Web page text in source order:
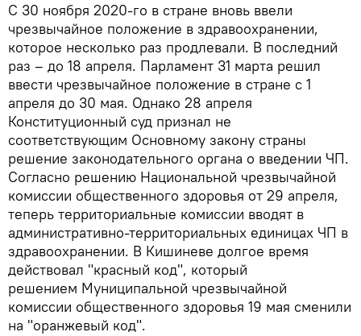
С 30 ноября 2020-го в стране вновь ввели
чрезвычайное положение в здравоохранении,
которое несколько раз продлевали. В последний
раз – до 18 апреля. Парламент 31 марта решил
ввести чрезвычайное положение в стране с 1
апреля до 30 мая. Однако 28 апреля
Конституционный суд признал не
соответствующим Основному закону страны
решение законодательного органа о введении ЧП.
Согласно решению Национальной чрезвычайной
комиссии общественного здоровья от 29 апреля,
теперь территориальные комиссии вводят в
административно-территориальных единицах ЧП в
здравоохранении. В Кишиневе долгое время
действовал "красный код", который
решением Муниципальной чрезвычайной
комиссии общественного здоровья 19 мая сменили
на "оранжевый код".